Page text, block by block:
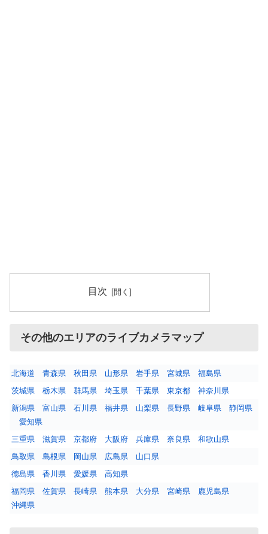
目次
その他のエリアのライブカメラマップ
北海道 青森県 秋田県 山形県 岩手県 宮城県
福島県
茨城県
栃木県 群馬県 埼玉県 千葉県 東京都
神奈川県
新潟県
富山県 石川県 福井県 山梨県 長野県 岐阜県
静岡県
愛知県
三重県
滋賀県 京都府 大阪府 兵庫県 奈良県
和歌山県
鳥取県
島根県 岡山県 広島県
山口県
徳島県
香川県 愛媛県
高知県
福岡県
佐賀県 長崎県 熊本県 大分県 宮崎県
鹿児島県
沖縄県